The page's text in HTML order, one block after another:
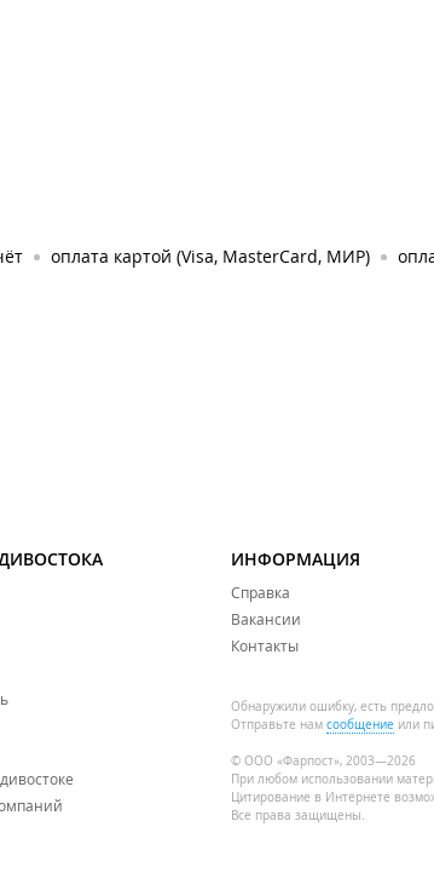
оплата картой (Visa, MasterCard, МИР)
ИНФОРМАЦИЯ
Справка
Вакансии
Контакты
Обнаружили ошибку, есть
Отправьте нам сообщение или
© ООО «Фарпост», 2003—2026
При любом использовании
Цитирование в Интернете
Все права защищены.